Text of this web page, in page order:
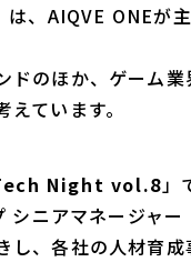
は、AIQVE ONEが
ドのほか、ゲーム
ています。
Night vol.8」
シニアマネージャ
、各社の人材育成